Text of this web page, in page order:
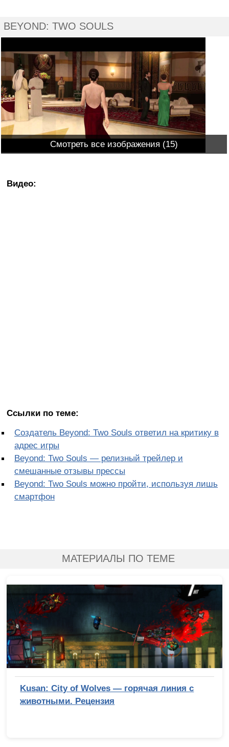
BEYOND: TWO SOULS
Смотреть все изображения (15)
Видео:
Ссылки по теме:
Создатель Beyond: Two Souls ответил на критику в
адрес игры
Beyond: Two Souls — релизный трейлер и
смешанные отзывы прессы
Beyond: Two Souls можно пройти, используя лишь
смартфон
МАТЕРИАЛЫ ПО ТЕМЕ
Kusan: City of Wolves — горячая линия с
животными. Рецензия